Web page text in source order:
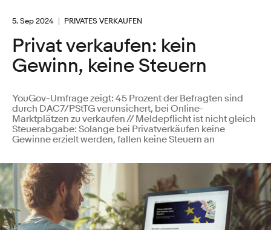
5. Sep 2024 PRIVATES VERKAUFEN
Privat verkaufen: kein
Gewinn, keine Steuern
YouGov-Umfrage zeigt: 45 Prozent der Befragten sind
durch DAC7/PStTG verunsichert, bei Online-
Marktplätzen zu verkaufen // Meldepflicht ist nicht gleich
Steuerabgabe: Solange bei Privatverkäufen keine
Gewinne erzielt werden, fallen keine Steuern an